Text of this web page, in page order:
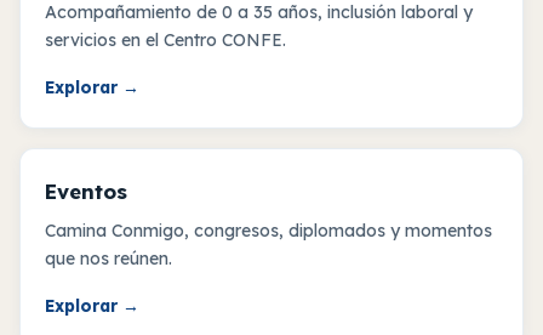
Acompañamiento de 0 a 35 años, inclusión laboral y
servicios en el Centro CONFE.
Explorar →
Eventos
Camina Conmigo, congresos, diplomados y momentos
que nos reúnen.
Explorar →